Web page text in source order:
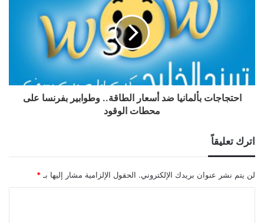
احتجاجات بألمانيا ضد أسعار الطاقة.. وطوابير بفرنسا على
محطات الوقود
اترك تعليقاً
لن يتم نشر عنوان بريدك الإلكتروني. الحقول الإلزامية مشار إليها بـ *